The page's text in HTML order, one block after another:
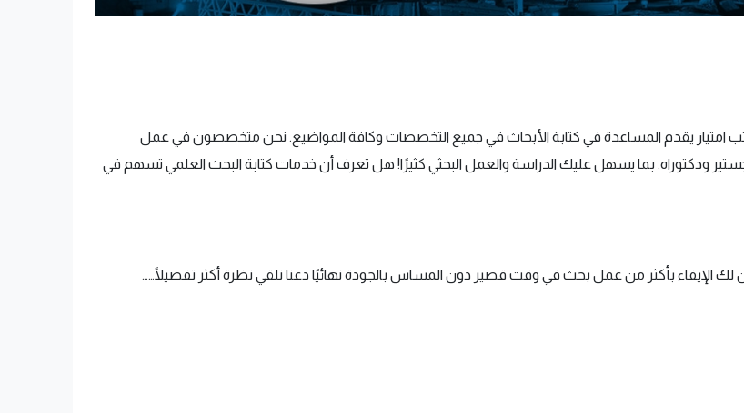
امتياز يقدم المساعدة في كتابة الأبحاث في جميع التخصصات وكافة المواضيع. نحن متخصصون في عمل
ودكتوراه. بما يسهل عليك الدراسة والعمل البحثي كثيرًا! هل تعرف أن خدمات كتابة البحث العلمي تسهم في
لك الإيفاء بأكثر من عمل بحث في وقت قصير دون المساس بالجودة نهائيًا دعنا نلقي نظرة أكثر تفصيلًا……